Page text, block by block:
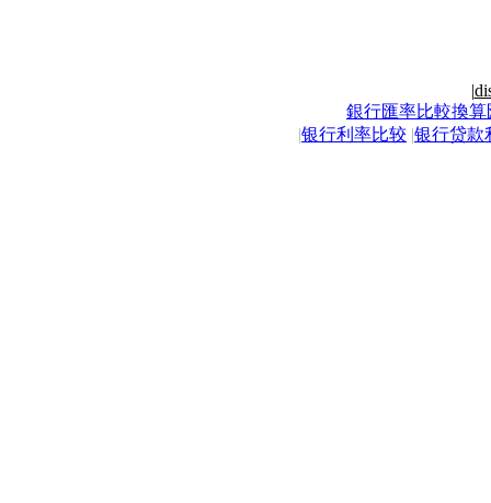
|
銀行匯率比較換算
|银行利率比较 |银行贷款